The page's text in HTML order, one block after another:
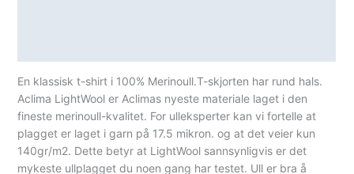
En klassisk t-shirt i 100% Merinoull.T-skjorten har rund hals.
Aclima LightWool er Aclimas nyeste materiale laget i den
fineste merinoull-kvalitet. For ulleksperter kan vi fortelle at
plagget er laget i garn på 17.5 mikron. og at det veier kun
140gr/m2. Dette betyr at LightWool sannsynligvis er det
mykeste ullplagget du noen gang har testet. Ull er bra å